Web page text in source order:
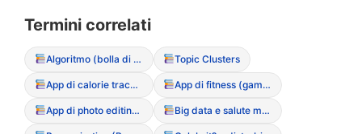
Termini correlati
Algoritmo (bolla di filtraggio dei contenuti DCA) Topic Clusters
App di calorie tracking (rischi e dipendenza) App di fitness (gamification del movimento)
App di photo editing (manipolazione dell’immagine) Big data e salute mentale